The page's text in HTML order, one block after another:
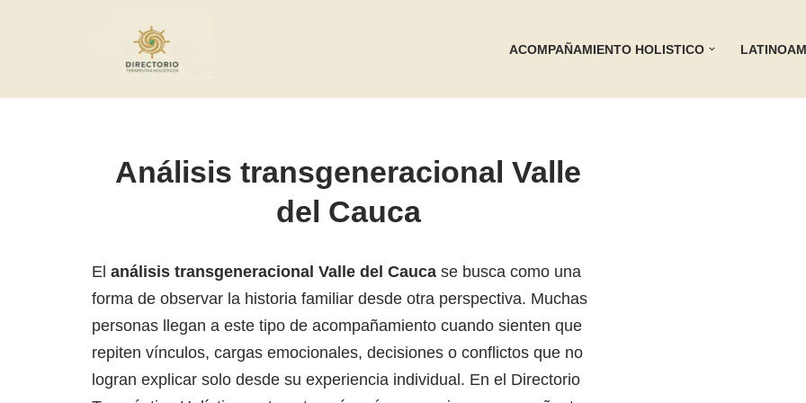
ACOMPAÑAMIENTO HOLISTICO
Análisis transgeneracional Valle
del Cauca
El análisis transgeneracional Valle del Cauca se busca como una
forma de observar la historia familiar desde otra perspectiva. Muchas
personas llegan a este tipo de acompañamiento cuando sienten que
repiten vínculos, cargas emocionales, decisiones o conflictos que no
logran explicar solo desde su experiencia individual. En el Directorio